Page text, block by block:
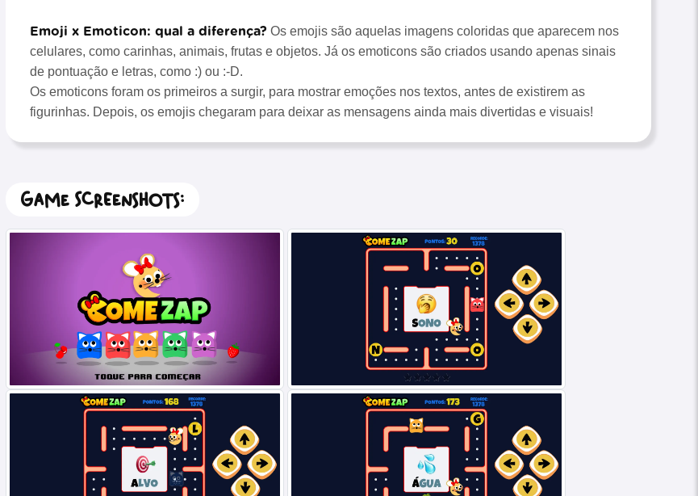
Emoji x Emoticon: qual a diferença? Os emojis são aquelas imagens coloridas que aparecem nos
celulares, como carinhas, animais, frutas e objetos. Já os emoticons são criados usando apenas sinais
de pontuação e letras, como :) ou :-D.
Os emoticons foram os primeiros a surgir, para mostrar emoções nos textos, antes de existirem as
figurinhas. Depois, os emojis chegaram para deixar as mensagens ainda mais divertidas e visuais!
Game Screenshots: